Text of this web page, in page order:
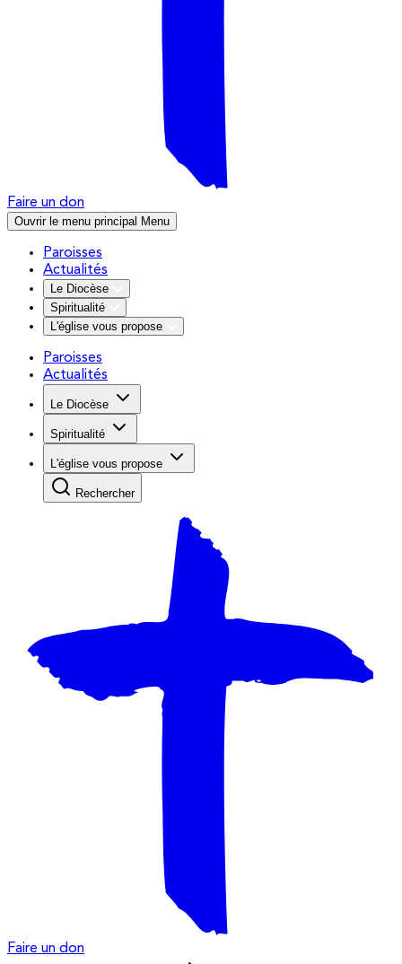
Faire un don
Ouvrir le menu principal Menu
Paroisses
Actualités
Le Diocèse
Spiritualité
L'église vous propose
Paroisses
Actualités
Le Diocèse
Spiritualité
L'église vous propose
Rechercher
Faire un don